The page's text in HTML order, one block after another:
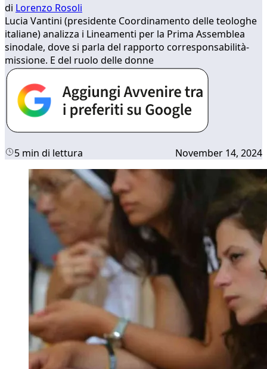
di Lorenzo Rosoli
Lucia Vantini (presidente Coordinamento delle teologhe
italiane) analizza i Lineamenti per la Prima Assemblea
sinodale, dove si parla del rapporto corresponsabilità-
missione. E del ruolo delle donne
5 min di lettura November 14, 2024